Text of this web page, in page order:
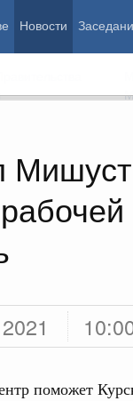
Новости
поможет